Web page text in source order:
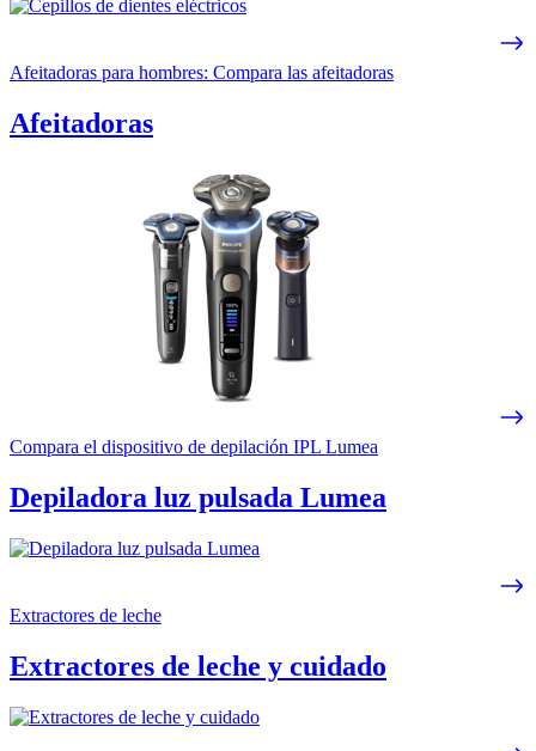
Afeitadoras para hombres: Compara las afeitadoras
Afeitadoras
Compara el dispositivo de depilación IPL Lumea
Depiladora luz pulsada Lumea
Extractores de leche
Extractores de leche y cuidado